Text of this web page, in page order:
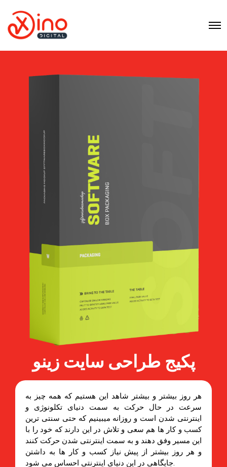
پکیج طراحی سایت زینو
هر روز بیشتر و بیشتر شاهد این هستیم که همه چیز به
سرعت در حال حرکت به سمت دنیای تکلونوژی و
اینترنتی شدن است و روزانه میبینیم که حتی سنتی ترین
کسب و کار ها هم سعی و تلاش در این دارند که خود را با
این مسیر وفق دهند و به سمت اینترنتی شدن حرکت کنند
و هر روز بیشتر از پیش نیاز کسب و کار ها به داشتن
جایگاهی در این دنیای اینترنتی احساس می شود.